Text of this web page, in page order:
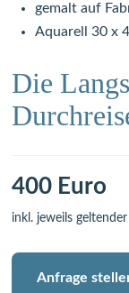
gemalt auf
Aquarell 30 x
Die
400 Euro
inkl. jeweils
Anfrage